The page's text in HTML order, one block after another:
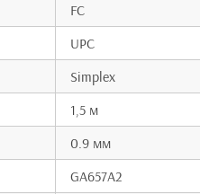
FC
UPC
Simplex
1,5 м
0.9 мм
GA657A2